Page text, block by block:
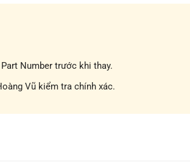
Number trước khi thay.
Vũ kiểm tra chính xác.